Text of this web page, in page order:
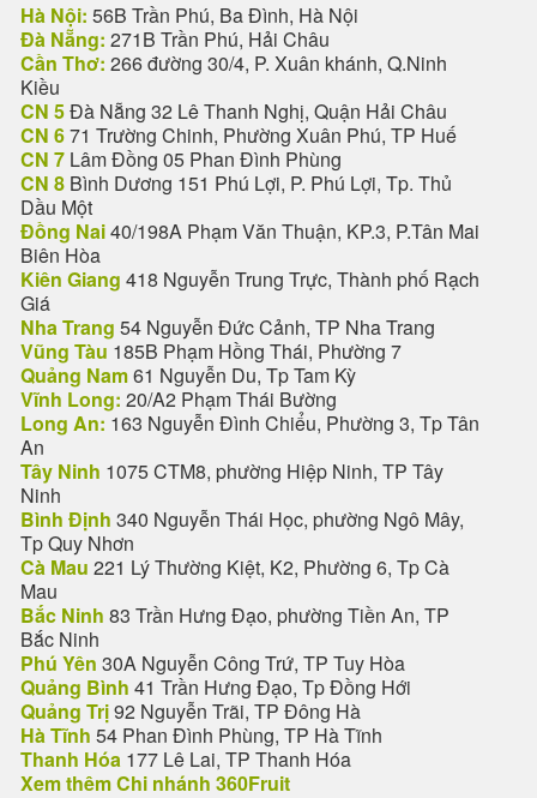
Hà Nội: 56B Trần Phú, Ba Đình, Hà Nội
Đà Nẵng: 271B Trần Phú, Hải Châu
Cần Thơ: 266 đường 30/4, P. Xuân khánh, Q.Ninh
Kiều
CN 5Đà Nẵng 32 Lê Thanh Nghị, Quận Hải Châu
CN 671 Trường Chinh, Phường Xuân Phú, TP Huế
CN 7 Lâm Đồng 05 Phan Đình Phùng
CN 8 Bình Dương 151 Phú Lợi, P. Phú Lợi, Tp. Thủ
Dầu Một
Đồng Nai40/198A Phạm Văn Thuận, KP.3, P.Tân Mai
Biên Hòa
Kiên Giang 418 Nguyễn Trung Trực, Thành phố Rạch
Giá
Nha Trang 54 Nguyễn Đức Cảnh, TP Nha Trang
Vũng Tàu 185B Phạm Hồng Thái, Phường 7
Quảng Nam61 Nguyễn Du, Tp Tam Kỳ
Vĩnh Long: 20/A2 Phạm Thái Bường
Long An: 163 Nguyễn Đình Chiểu, Phường 3, Tp Tân
An
Tây Ninh 1075 CTM8, phường Hiệp Ninh, TP Tây
Ninh
Bình Định 340 Nguyễn Thái Học, phường Ngô Mây,
Tp Quy Nhơn
Cà Mau 221 Lý Thường Kiệt, K2, Phường 6, Tp Cà
Mau
Bắc Ninh 83 Trần Hưng Đạo, phường Tiền An, TP
Bắc Ninh
Phú Yên 30A Nguyễn Công Trứ, TP Tuy Hòa
Quảng Bình 41 Trần Hưng Đạo, Tp Đồng Hới
Quảng Trị92 Nguyễn Trãi, TP Đông Hà
Hà Tĩnh 54 Phan Đình Phùng, TP Hà Tĩnh
Thanh Hóa 177 Lê Lai, TP Thanh Hóa
Xem thêm Chi nhánh 360Fruit